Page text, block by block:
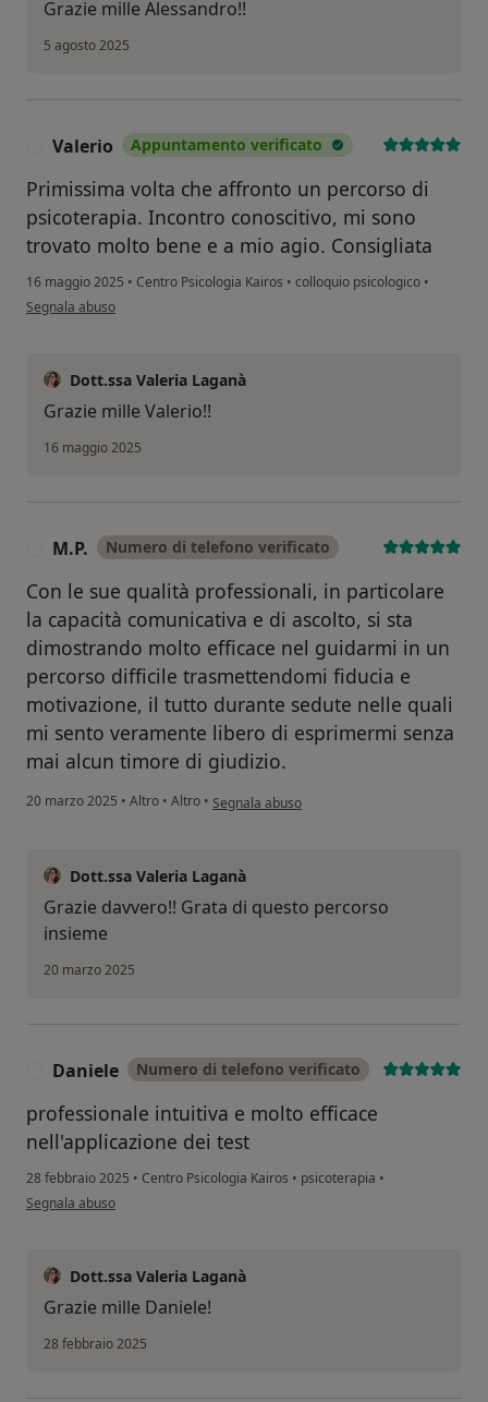
Grazie mille Alessandro!!
5 agosto 2025
Valerio Appuntamento verificato
Primissima volta che affronto un percorso di
psicoterapia. Incontro conoscitivo, mi sono
trovato molto bene e a mio agio. Consigliata
16 maggio 2025 • Centro Psicologia Kairos • colloquio psicologico •
secondo l'opinione dell'utente Valerio
Segnala abuso
Dott.ssa Valeria Laganà
Grazie mille Valerio!!
16 maggio 2025
M.P. Numero di telefono verificato
Con le sue qualità professionali, in particolare
la capacità comunicativa e di ascolto, si sta
dimostrando molto efficace nel guidarmi in un
percorso difficile trasmettendomi fiducia e
motivazione, il tutto durante sedute nelle quali
mi sento veramente libero di esprimermi senza
mai alcun timore di giudizio.
20 marzo 2025 • Altro • Altro • secondo l'opinione dell'utente M.P.
Segnala abuso
Dott.ssa Valeria Laganà
Grazie davvero!! Grata di questo percorso
insieme
20 marzo 2025
Daniele Numero di telefono verificato
professionale intuitiva e molto efficace
nell'applicazione dei test
28 febbraio 2025 • Centro Psicologia Kairos • psicoterapia •
secondo l'opinione dell'utente Daniele
Segnala abuso
Dott.ssa Valeria Laganà
Grazie mille Daniele!
28 febbraio 2025